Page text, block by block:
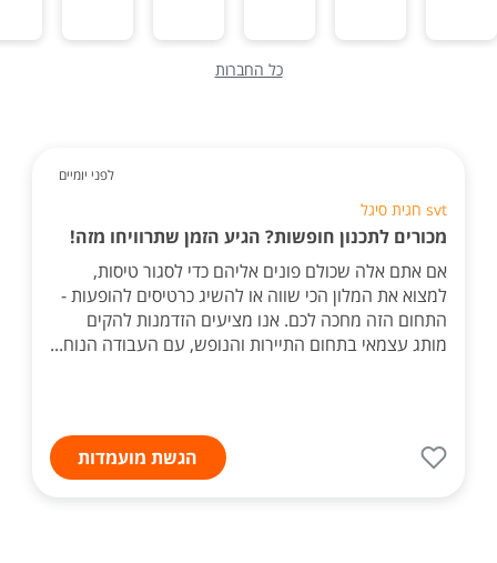
כל החברות
לפני יומיים
svt חגית סיגל
מכורים לתכנון חופשות? הגיע הזמן שתרוויחו מזה!
אם אתם אלה שכולם פונים אליהם כדי לסגור טיסות,
למצוא את המלון הכי שווה או להשיג כרטיסים להופעות -
התחום הזה מחכה לכם. אנו מציעים הזדמנות להקים
מותג עצמאי בתחום התיירות והנופש, עם העבודה הנוח...
הגשת מועמדות